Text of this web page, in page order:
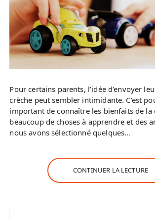
Pour certains parents, l’idée d’envoyer
crèche peut sembler intimidante. C’est
important de connaître les bienfaits de la
beaucoup de choses à apprendre et des
nous avons sélectionné quelques…
CONTINUER LA LECTURE